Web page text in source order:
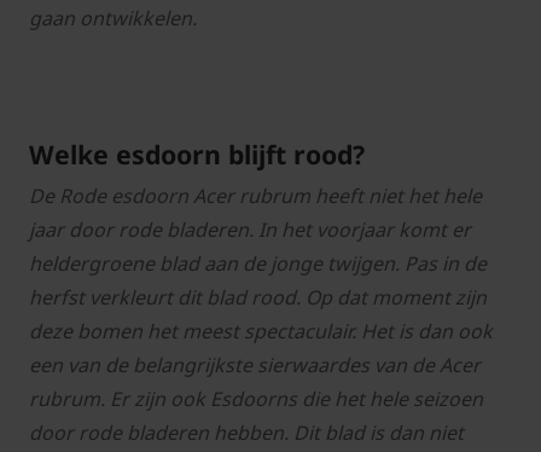
gaan ontwikkelen.
Welke esdoorn blijft rood?
De Rode esdoorn Acer rubrum heeft niet het hele
jaar door rode bladeren. In het voorjaar komt er
heldergroene blad aan de jonge twijgen. Pas in de
herfst verkleurt dit blad rood. Op dat moment zijn
deze bomen het meest spectaculair. Het is dan ook
een van de belangrijkste sierwaardes van de Acer
rubrum. Er zijn ook Esdoorns die het hele seizoen
door rode bladeren hebben. Dit blad is dan niet